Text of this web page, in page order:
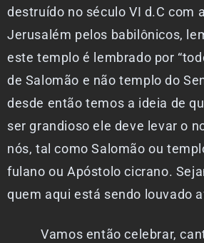
destruído no século VI d.C com
Jerusalém pelos babilônicos,
este templo é lembrado por
de Salomão e não templo do
desde então temos a ideia de
ser grandioso ele deve levar o
nós, tal como Salomão ou
fulano ou Apóstolo cicrano.
quem aqui está sendo louvado
Vamos então celebrar,